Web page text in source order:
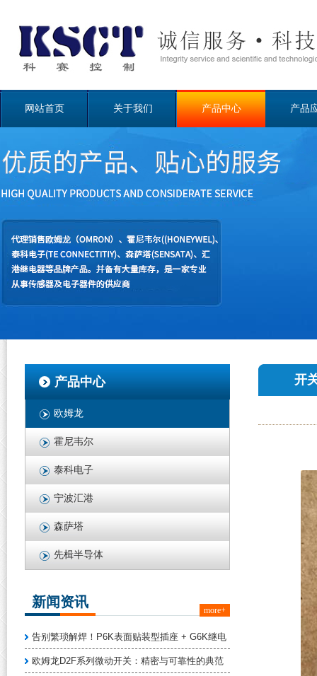
网站首页 关于我们 产品中心 产品
产品中心
欧姆龙
霍尼韦尔
泰科电子
宁波汇港
森萨塔
先楫半导体
新闻资讯
more+
告别繁琐解焊！P6K表面贴装型插座 + G6K继电
欧姆龙D2F系列微动开关：精密与可靠性的典范
开